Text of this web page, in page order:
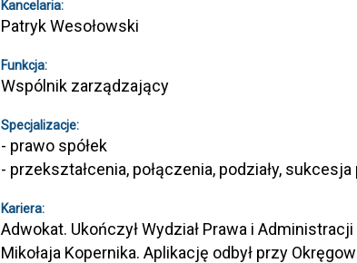
Kancelaria:
Patryk Wesołowski
Funkcja:
Wspólnik zarządzający
Specjalizacje:
- prawo spółek
- przekształcenia, połączenia, podziały,
Kariera:
Adwokat. Ukończył Wydział Prawa i
Mikołaja Kopernika. Aplikację odbył przy